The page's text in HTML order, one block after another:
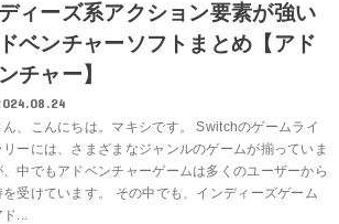
ィーズ系アクション要素が強い
ベンチャーソフトまとめ【アド
チャー】
ん、こんにちは。マキシです。 Switchのゲームライ
リーには、さまざまなジャンルのゲームが揃っていま
、中でもアドベンチャーゲームは多くのユーザーから
を受けています。 その中でも、インディーズゲーム
...